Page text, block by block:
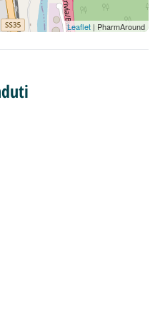
Leaflet | PharmAround